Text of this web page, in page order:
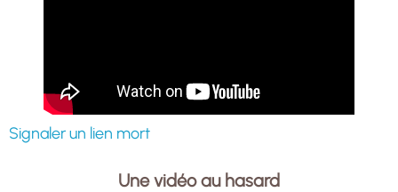
Signaler un lien mort
Une vidéo au hasard